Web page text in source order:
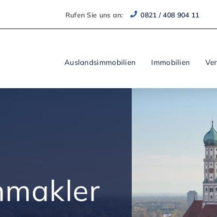
Rufen Sie uns an: 0821 / 408 904 11
Auslandsimmobilien Immobilien